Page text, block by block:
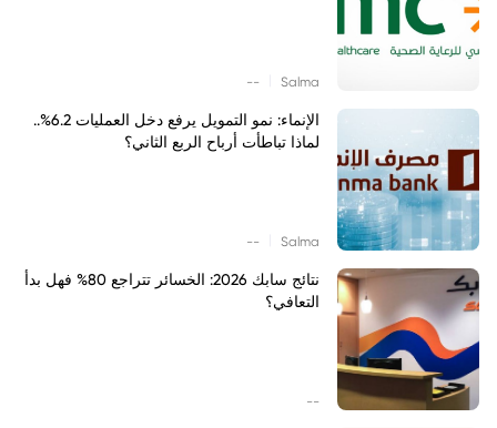
Salma
--
الإنماء: نمو التمويل يرفع دخل العمليات 6.2%..
لماذا تباطأت أرباح الربع الثاني؟
Salma
--
نتائج سابك 2026: الخسائر تتراجع 80% فهل بدأ
التعافي؟
--